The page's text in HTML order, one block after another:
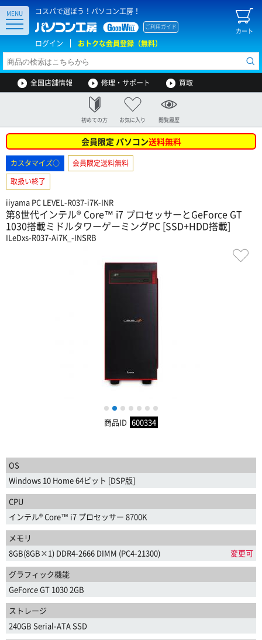
コスパで選ぼう！パソコン工房！
カート
ご利用ガイド
ログイン おトクな会員登録（無料）
MENU
全国店舗情報 修理・サポート 買取
初めての方 お気に入り 閲覧履歴
会員限定 パソコン送料無料
カスタマイズ○
会員限定送料無料
取扱い終了
iiyama PC LEVEL-R037-i7K-INR
第8世代インテル® Core™ i7 プロセッサーとGeForce GT
1030搭載ミドルタワーゲーミングPC [SSD+HDD搭載]
ILeDxs-R037-Ai7K_-INSRB
1 2 3 4 5 6
商品ID 600334
OS
Windows 10 Home 64ビット [DSP版]
CPU
インテル® Core™ i7 プロセッサー 8700K
メモリ
8GB(8GB×1) DDR4-2666 DIMM (PC4-21300)
変更可
グラフィック機能
GeForce GT 1030 2GB
ストレージ
240GB Serial-ATA SSD